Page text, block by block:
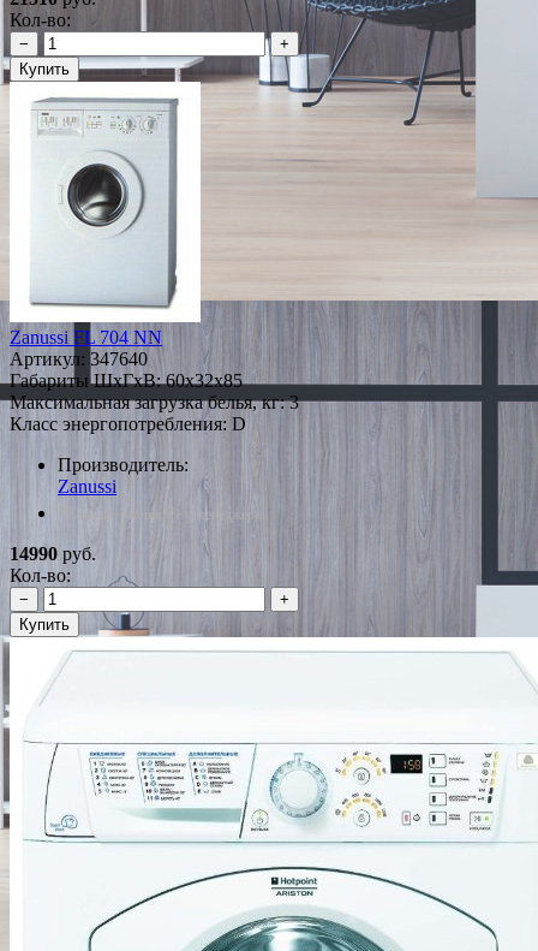
Кол-во:
−
+
Купить
Zanussi FL 704 NN
Артикул: 347640
Габариты ШxГxВ: 60x32x85
Максимальная загрузка белья, кг: 3
Класс энергопотребления: D
Производитель:
Zanussi
*Наличие уточняйте у менеджера
14990 руб.
Кол-во:
−
+
Купить